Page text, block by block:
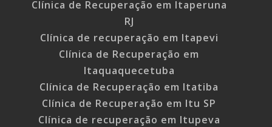
Clínica de Recuperação em Itaperuna
RJ
Clínica de recuperação em Itapevi
Clínica de Recuperação em
Itaquaquecetuba
Clínica de Recuperação em Itatiba
Clínica de Recuperação em Itu SP
Clínica de recuperação em Itupeva